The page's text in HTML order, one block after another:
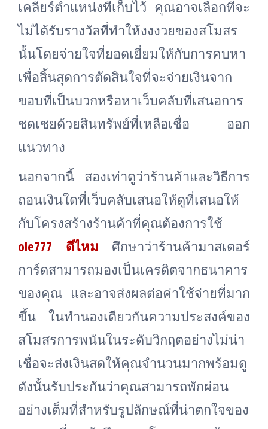
เคลียร์ตำแหน่งที่เก็บไว้ คุณอาจเลือกที่จะ
ไม่ได้รับรางวัลที่ทำให้งงงวยของสโมสร
นั้นโดยจ่ายใจที่ยอดเยี่ยมให้กับการคบหา
เพื่อสิ้นสุดการตัดสินใจที่จะจ่ายเงินจาก
ขอบที่เป็นบวกหรือหาเว็บคลับที่เสนอการ
ชดเชยด้วยสินทรัพย์ที่เหลือเชื่อ ออก
แนวทาง
นอกจากนี้ สองเท่าดูว่าร้านค้าและวิธีการ
ถอนเงินใดที่เว็บคลับเสนอให้ดูที่เสนอให้
กับโครงสร้างร้านค้าที่คุณต้องการใช้
ole777 ดีไหม ศึกษาว่าร้านค้ามาสเตอร์
การ์ดสามารถมองเป็นเครดิตจากธนาคาร
ของคุณ และอาจส่งผลต่อค่าใช้จ่ายที่มาก
ขึ้น ในทำนองเดียวกันความประสงค์ของ
สโมสรการพนันในระดับวิกฤตอย่างไม่น่า
เชื่อจะส่งเงินสดให้คุณจำนวนมากพร้อมดู
ดังนั้นรับประกันว่าคุณสามารถพักผ่อน
อย่างเต็มที่สำหรับรูปลักษณ์ที่น่าตกใจของ